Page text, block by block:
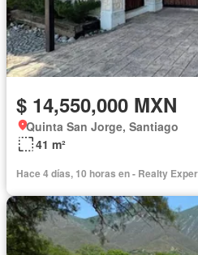
$ 14,550,000 MXN
Quinta San Jorge, Santiago
41 m²
Hace 4 días, 10 horas en - Realty